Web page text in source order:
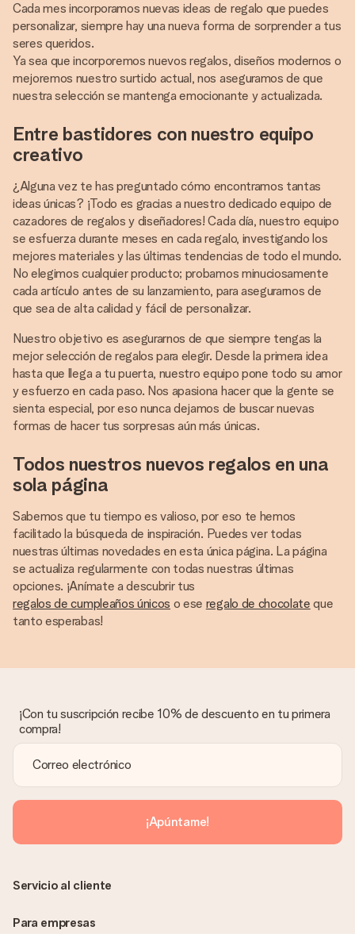
Cada mes incorporamos nuevas ideas de regalo que puedes
personalizar, siempre hay una nueva forma de sorprender a tus
seres queridos.
Ya sea que incorporemos nuevos regalos, diseños modernos o
mejoremos nuestro surtido actual, nos aseguramos de que
nuestra selección se mantenga emocionante y actualizada.
Entre bastidores con nuestro equipo
creativo
¿Alguna vez te has preguntado cómo encontramos tantas
ideas únicas? ¡Todo es gracias a nuestro dedicado equipo de
cazadores de regalos y diseñadores! Cada día, nuestro equipo
se esfuerza durante meses en cada regalo, investigando los
mejores materiales y las últimas tendencias de todo el mundo.
No elegimos cualquier producto; probamos minuciosamente
cada artículo antes de su lanzamiento, para asegurarnos de
que sea de alta calidad y fácil de personalizar.
Nuestro objetivo es asegurarnos de que siempre tengas la
mejor selección de regalos para elegir. Desde la primera idea
hasta que llega a tu puerta, nuestro equipo pone todo su amor
y esfuerzo en cada paso. Nos apasiona hacer que la gente se
sienta especial, por eso nunca dejamos de buscar nuevas
formas de hacer tus sorpresas aún más únicas.
Todos nuestros nuevos regalos en una
sola página
Sabemos que tu tiempo es valioso, por eso te hemos
facilitado la búsqueda de inspiración. Puedes ver todas
nuestras últimas novedades en esta única página. La página
se actualiza regularmente con todas nuestras últimas
opciones. ¡Anímate a descubrir tus
regalos de cumpleaños únicos o ese regalo de chocolate que
tanto esperabas!
¡Con tu suscripción recibe 10% de descuento en tu primera
compra!
¡Apúntame!
Servicio al cliente
Para empresas